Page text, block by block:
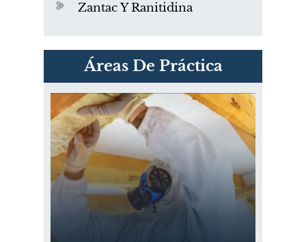
Zantac Y Ranitidina
Áreas De Práctica
PVC Cloruro de polivinilo
Exposición